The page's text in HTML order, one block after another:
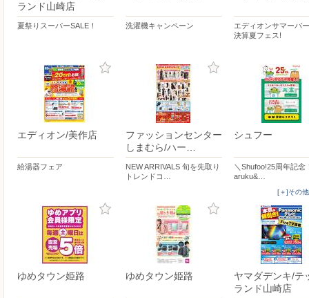
ランド山崎店
夏祭りスーパーSALE！ 洗濯機キャンペーン
エディオンサマーバ
決算夏フェス!
エディオン/美作店
給湯器フェア
ファッションセンター
しまむら/ハー…
NEW ARRIVALS 旬を先取り
トレンドコ…
シュフー
＼Shufoo!25周年記
aruku&…
[＋]その
ゆめタウン姫路 ゆめタウン姫路
ヤマダデンキ/テ
ランド山崎店